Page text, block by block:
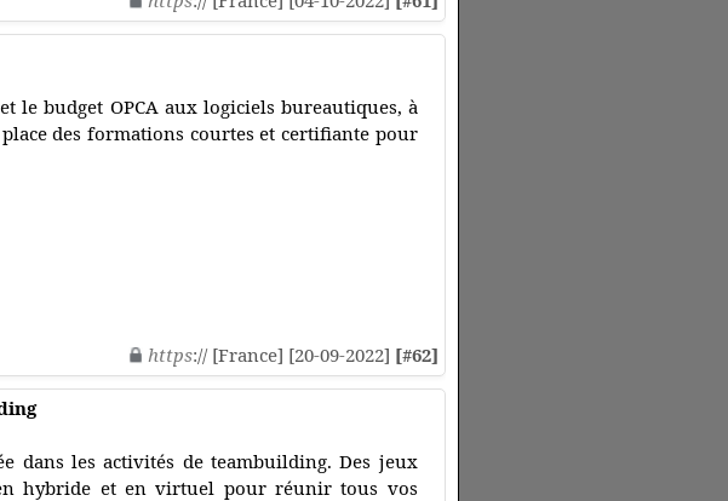
le budget OPCA aux logiciels bureautiques, à
des formations courtes et certifiante pour
https:// [France] [20-09-2022] [#62]
dans les activités de teambuilding. Des jeux
hybride et en virtuel pour réunir tous vos